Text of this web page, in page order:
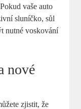
vaše auto
sluníčko, sůl
nutné voskování
nové
zjistit, že